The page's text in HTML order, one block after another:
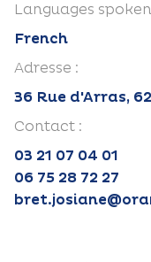
Languages
French
Adresse :
36 Rue d'Arras,
Contact :
03 21 07 04 01
06 75 28 72 27